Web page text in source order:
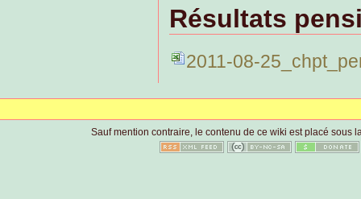
Résultats
2011-08-
Sauf mention contraire, le contenu de ce wiki est placé sous